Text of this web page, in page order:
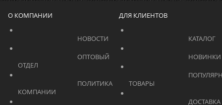
О КОМПАНИИ ДЛЯ КЛИЕНТОВ